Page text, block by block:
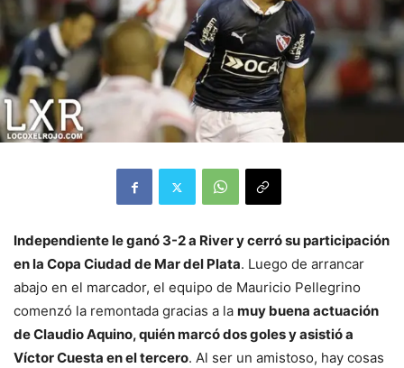
Independiente le ganó 3-2 a River y cerró su participación
en la Copa Ciudad de Mar del Plata. Luego de arrancar
abajo en el marcador, el equipo de Mauricio Pellegrino
comenzó la remontada gracias a la muy buena actuación
de Claudio Aquino, quién marcó dos goles y asistió a
Víctor Cuesta en el tercero. Al ser un amistoso, hay cosas